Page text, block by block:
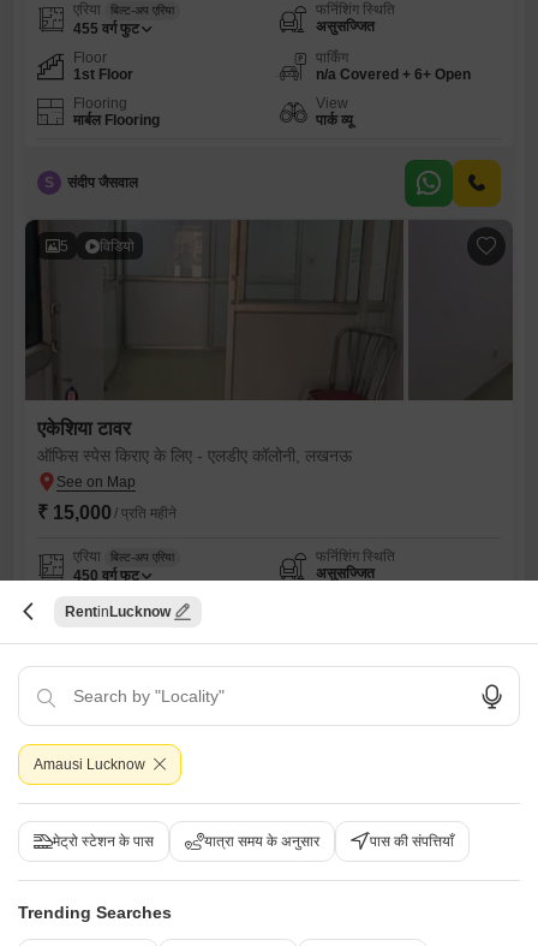
एरिया बिल्ट-अप एरिया
455 वर्ग फुट
फर्निशिंग स्थिति
असुसज्जित
Floor
1st Floor
पार्किंग
n/a Covered + 6+ Open
Flooring
मार्बल Flooring
View
पार्क व्यू
S संदीप जैसवाल
5 विडियो
एकेशिया टावर
ऑफिस स्पेस किराए के लिए - एलडीए कॉलोनी, लखनऊ
₹ 15,000 / प्रति महीने
एरिया बिल्ट-अप एरिया
450 वर्ग फुट
फर्निशिंग स्थिति
असुसज्जित
Floor
1st Floor
मार्बल Flooring
पार्क व्यू
S संदीप जैसवाल
Rent Lucknow
Amausi Lucknow
मेट्रो स्टेशन के पास यात्रा समय के अनुसार पास की संपत्तियाँ
Trending Searches